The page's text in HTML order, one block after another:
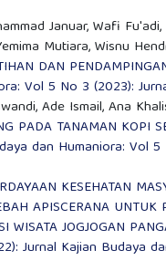
Januar, Wafi
Mutiara, Wisnu
DAN
Vol 5 No 3 (2023):
Ade Ismail, Ana
PADA TANAMAN KOPI
dan Humaniora: Vol
KESEHATAN
APISCERANA
WISATA JOGJOGAN
Jurnal Kajian Budaya